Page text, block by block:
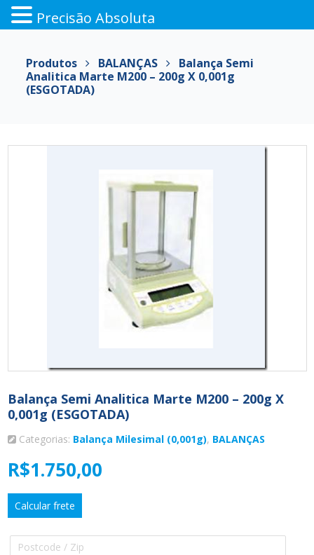
para
conteúdo
Produtos BALANÇAS
Balança Semi
Analitica Marte M200 – 200g X 0,001g
(ESGOTADA)
Balança Semi Analitica Marte M200 – 200g X
0,001g (ESGOTADA)
Categorias: Balança Milesimal (0,001g), BALANÇAS
R$1.750,00
Calcular frete
Precisão Absoluta